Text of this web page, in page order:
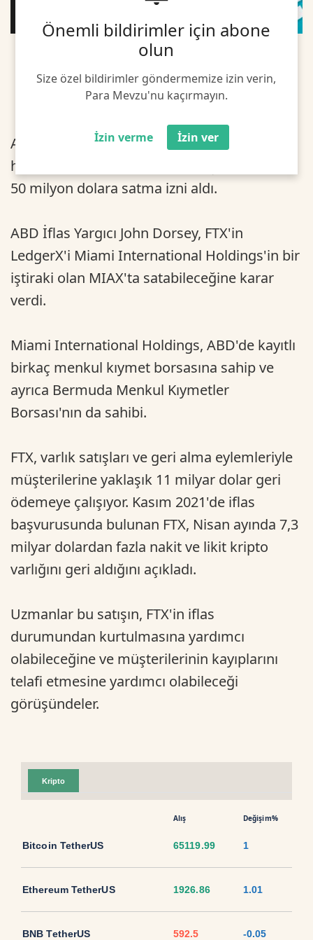
Önemli bildirimler için abone
olun
Size özel bildirimler göndermemize izin verin,
Para Mevzu'nu kaçırmayın.
İzin verme İzin ver
ABD merkezli kripto borsası FTX, iflas
halindeki durumunu atlatmak için LedgerX'i
50 milyon dolara satma izni aldı.
ABD İflas Yargıcı John Dorsey, FTX'in
LedgerX'i Miami International Holdings'in bir
iştiraki olan MIAX'ta satabileceğine karar
verdi.
Miami International Holdings, ABD'de kayıtlı
birkaç menkul kıymet borsasına sahip ve
ayrıca Bermuda Menkul Kıymetler
Borsası'nın da sahibi.
FTX, varlık satışları ve geri alma eylemleriyle
müşterilerine yaklaşık 11 milyar dolar geri
ödemeye çalışıyor. Kasım 2021'de iflas
başvurusunda bulunan FTX, Nisan ayında 7,3
milyar dolardan fazla nakit ve likit kripto
varlığını geri aldığını açıkladı.
Uzmanlar bu satışın, FTX'in iflas
durumundan kurtulmasına yardımcı
olabileceğine ve müşterilerinin kayıplarını
telafi etmesine yardımcı olabileceği
görüşündeler.
Kripto
Alış Değişim%
Bitcoin TetherUS 65119.99 1
Ethereum TetherUS 1926.86 1.01
BNB TetherUS 592.5 -0.05